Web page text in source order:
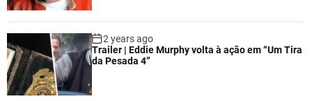
2 years ago
Trailer | Eddie Murphy volta à ação em “Um Tira
da Pesada 4”